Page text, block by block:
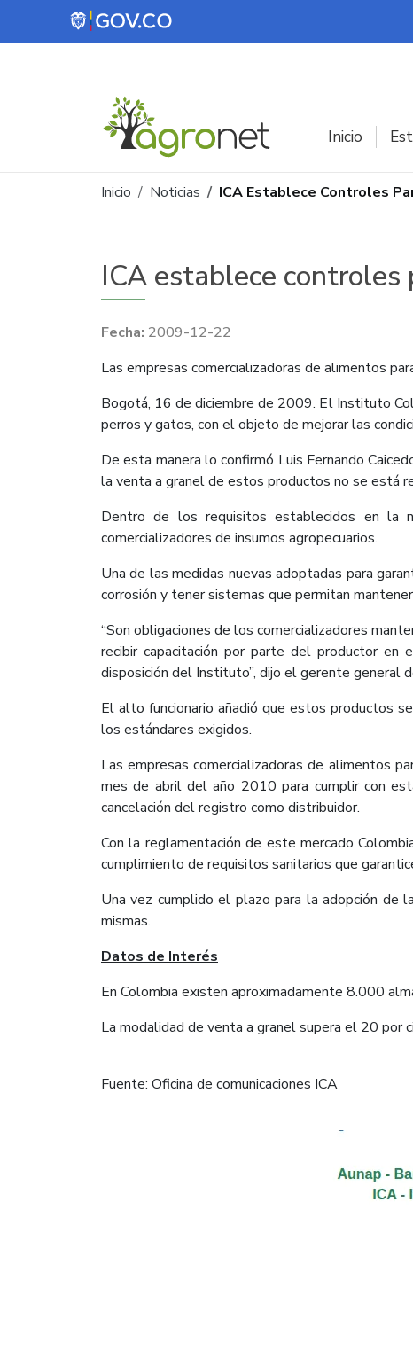
Pasar al contenido principal
Inicio
Ruta de navegación
Inicio Noticias ICA Establece Controles
ICA establece
2009-12-22
Las empresas comercializadoras de alimentos
Bogotá, 16 de diciembre de 2009. El Instituto
perros y gatos, con el objeto de mejorar las
De esta manera lo confirmó Luis Fernando
la venta a granel de estos productos no se está
Dentro de los requisitos establecidos en la
comercializadores de insumos agropecuarios.
Una de las medidas nuevas adoptadas para
corrosión y tener sistemas que permitan
“Son obligaciones de los comercializadores
recibir capacitación por parte del productor en
disposición del Instituto”, dijo el gerente general
El alto funcionario añadió que estos productos
los estándares exigidos.
Las empresas comercializadoras de alimentos
mes de abril del año 2010 para cumplir con
cancelación del registro como distribuidor.
Con la reglamentación de este mercado
cumplimiento de requisitos sanitarios que
Una vez cumplido el plazo para la adopción de
mismas.
Datos de Interés
En Colombia existen aproximadamente 8.000
La modalidad de venta a granel supera el 20 por
Fuente: Oficina de comunicaciones ICA